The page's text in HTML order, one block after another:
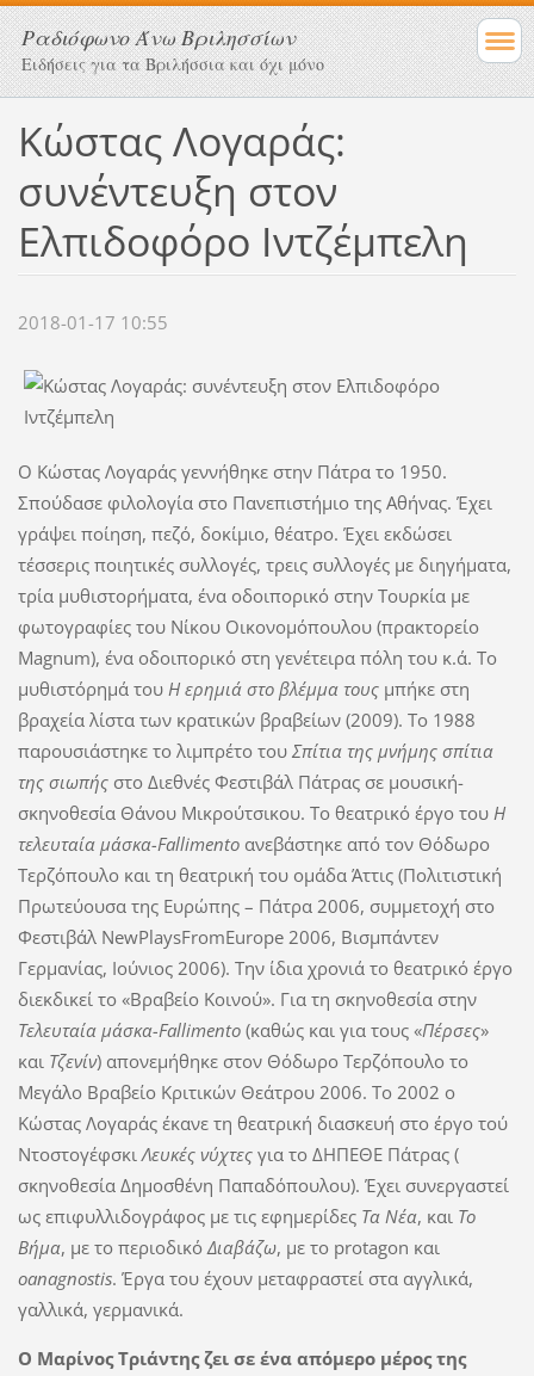
Ραδιόφωνο Άνω Βριλησσίων
Ειδήσεις για τα Βριλήσσια και όχι μόνο
Κώστας Λογαράς:
συνέντευξη στον
Ελπιδοφόρο Ιντζέμπελη
2018-01-17 10:55
Ο Κώστας Λογαράς γεννήθηκε στην Πάτρα το 1950.
Σπούδασε φιλολογία στο Πανεπιστήμιο της Αθήνας. Έχει
γράψει ποίηση, πεζό, δοκίμιο, θέατρο. Έχει εκδώσει
τέσσερις ποιητικές συλλογές, τρεις συλλογές με διηγήματα,
τρία μυθιστορήματα, ένα οδοιπορικό στην Τουρκία με
φωτογραφίες του Νίκου Οικονομόπουλου (πρακτορείο
Magnum), ένα οδοιπορικό στη γενέτειρα πόλη του κ.ά. Το
μυθιστόρημά του Η ερημιά στο βλέμμα τουςμπήκε στη
βραχεία λίστα των κρατικών βραβείων (2009). Το 1988
παρουσιάστηκε το λιμπρέτο του Σπίτια της μνήμης σπίτια
της σιωπήςστο Διεθνές Φεστιβάλ Πάτρας σε μουσική-
σκηνοθεσία Θάνου Μικρούτσικου. Το θεατρικό έργο του Η
τελευταία μάσκα-Fallimentoανεβάστηκε από τον Θόδωρο
Τερζόπουλο και τη θεατρική του ομάδα Άττις (Πολιτιστική
Πρωτεύουσα της Ευρώπης – Πάτρα 2006, συμμετοχή στο
Φεστιβάλ NewPlaysFromEurope 2006, Βισμπάντεν
Γερμανίας, Ιούνιος 2006). Την ίδια χρονιά το θεατρικό έργο
διεκδικεί το «Βραβείο Κοινού». Για τη σκηνοθεσία στην
Τελευταία μάσκα-Fallimento(καθώς και για τους «Πέρσες»
και Τζενίν) απονεμήθηκε στον Θόδωρο Τερζόπουλο το
Μεγάλο Βραβείο Κριτικών Θεάτρου 2006. Το 2002 ο
Κώστας Λογαράς έκανε τη θεατρική διασκευή στο έργο τού
ΝτοστογέφσκιΛευκές νύχτεςγια το ΔΗΠΕΘΕ Πάτρας (
σκηνοθεσία Δημοσθένη Παπαδόπουλου). Έχει συνεργαστεί
ως επιφυλλιδογράφος με τις εφημερίδες Τα Νέα, και Το
Βήμα, με το περιοδικόΔιαβάζω, με το protagon και
oanagnostis. Έργα του έχουν μεταφραστεί στα αγγλικά,
γαλλικά, γερμανικά.
Ο Μαρίνος Τριάντης ζει σε ένα απόμερο μέρος της